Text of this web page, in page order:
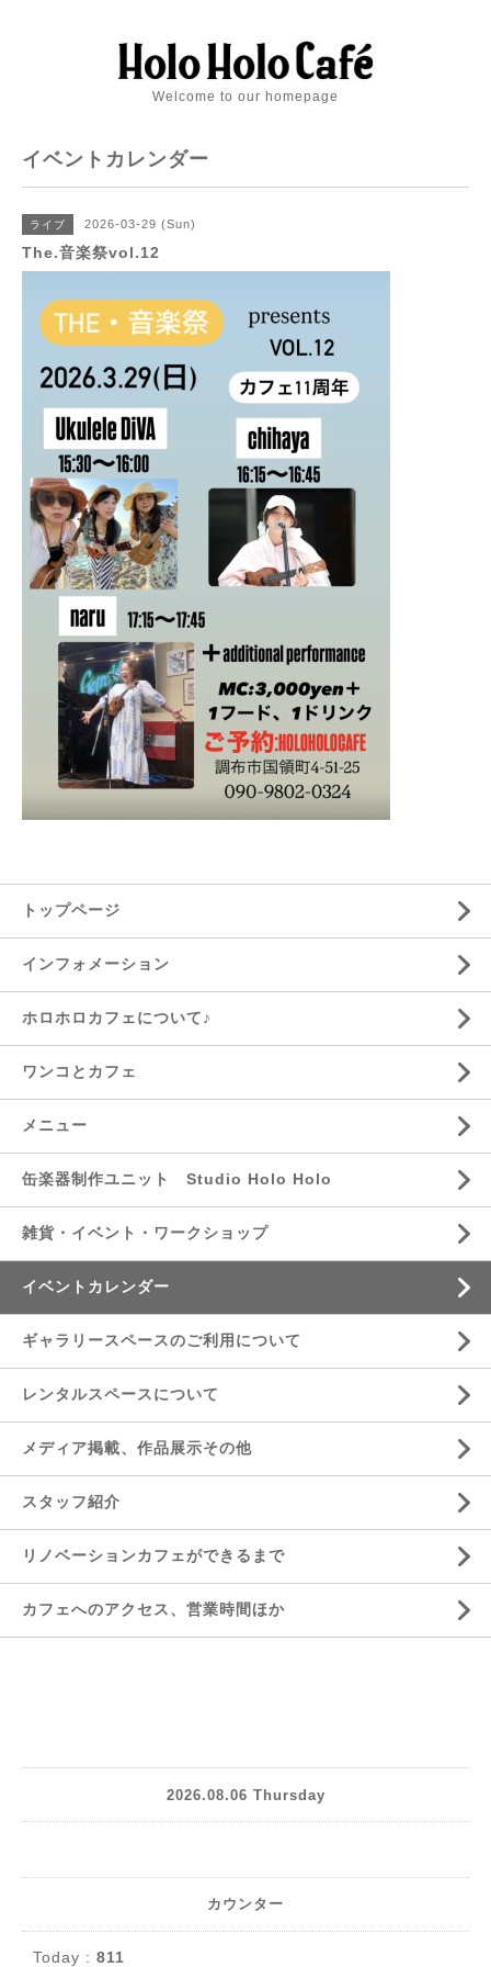
Welcome to our homepage
イベントカレンダー
ライブ 2026-03-29 (Sun)
The.音楽祭vol.12
トップページ
インフォメーション
ホロホロカフェについて♪
ワンコとカフェ
メニュー
缶楽器制作ユニット Studio Holo Holo
雑貨・イベント・ワークショップ
イベントカレンダー
ギャラリースペースのご利用について
レンタルスペースについて
メディア掲載、作品展示その他
スタッフ紹介
リノベーションカフェができるまで
カフェへのアクセス、営業時間ほか
2026.08.06 Thursday
カウンター
Today : 811